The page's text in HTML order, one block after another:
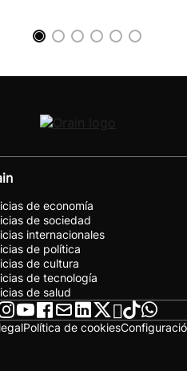
de economía
de sociedad
internacionales
de política
de cultura
de tecnología
de salud
Política de cookies